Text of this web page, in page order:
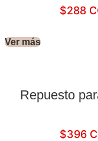
$288
Ver más
Repuesto
$396